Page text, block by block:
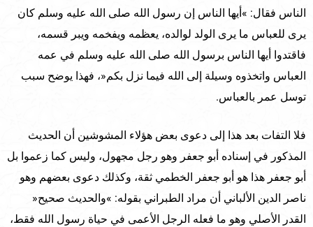
الناس فقال: »أيها الناس إن رسول الله صلى الله عليه وسلم كان
يرى للعباس ما يرى الولد لوالده، يعظمه ويفخمه ويبر قسمه،
فاقتدوا أيها الناس برسول الله صلى الله عليه وسلم في عمه
العباس واتخذوه وسيلة إلى الله فيما نزل بكم«، فهذا يوضح سبب
توسل عمر بالعباس.
فلا التفات بعد هذا إلى دعوى بعض هؤلاء المشوشين أن الحديث
المذكور في إسناده أبو جعفر وهو رجل مجهول، وليس كما زعموا بل
أبو جعفر هذا هو أبو جعفر الخطمي ثقة، وكذلك دعوى بعضهم وهو
ناصر الدين الألباني أن مراد الطبراني بقوله: »والحديث صحيح«
القدر الأصلي وهو ما فعله الرجل الأعمى في حياة رسول الله فقط،